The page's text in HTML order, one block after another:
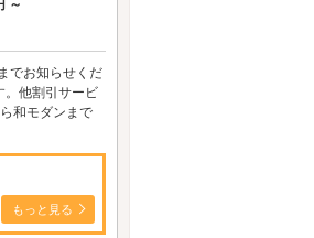
～
でお知らせくだ
。他割引サービ
和モダンまで
もっと見る